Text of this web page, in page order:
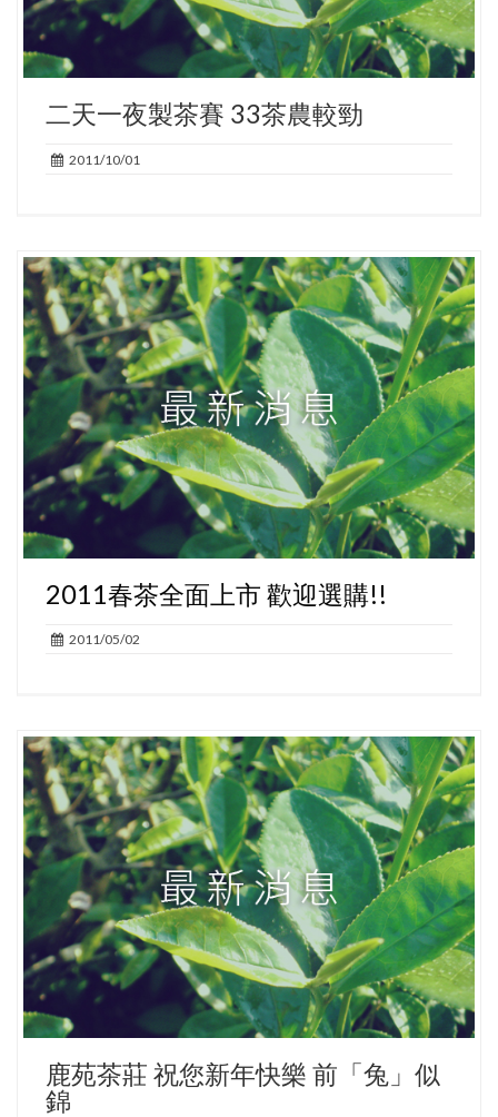
二天一夜製茶賽 33茶農較勁
2011/10/01
2011春茶全面上市 歡迎選購!!
2011/05/02
鹿苑茶莊 祝您新年快樂 前「兔」似
錦